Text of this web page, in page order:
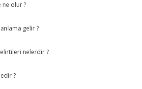
olur ?
gelir ?
nelerdir ?
?